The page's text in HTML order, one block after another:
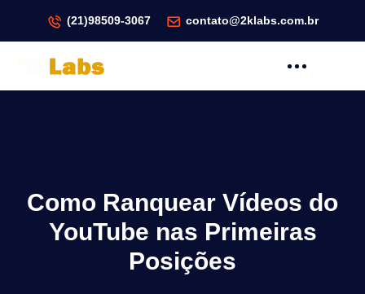
(21)98509-3067 contato@2klabs.com.br
Como Ranquear Vídeos do
YouTube nas Primeiras
Posições